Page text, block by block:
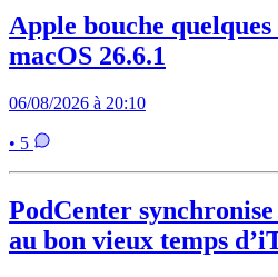
Apple bouche
macOS 26.6.1
06/08/2026 à 20:10
• 5
PodCenter
au bon vieux temps